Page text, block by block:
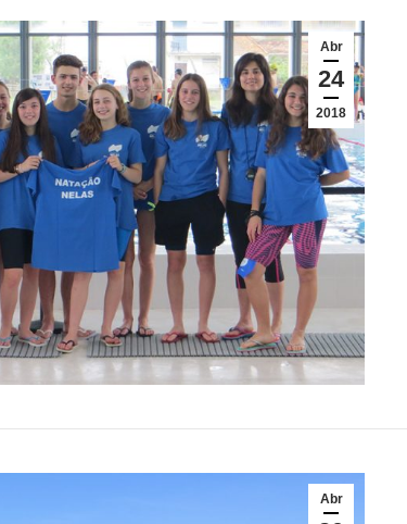
Abr
24
2018
Abr